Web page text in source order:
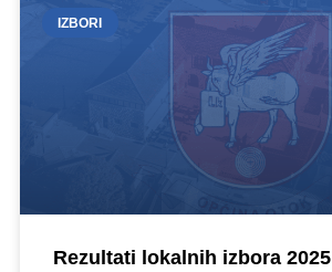
IZBORI
Rezultati lokalnih izbora 2025